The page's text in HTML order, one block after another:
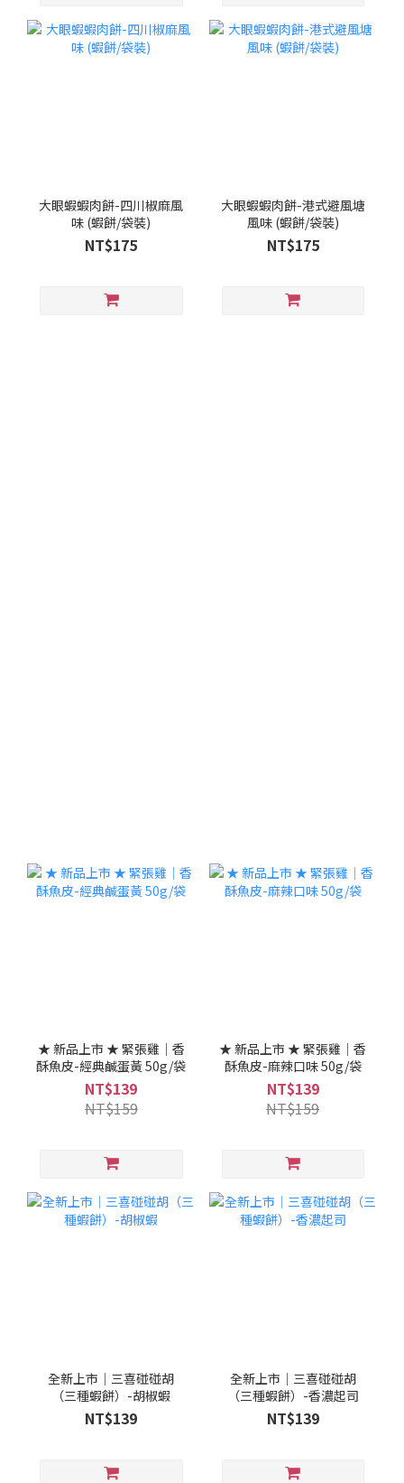
大眼蝦蝦肉餅-四川椒麻風
味 (蝦餅/袋裝)
NT$175
大眼蝦蝦肉餅-港式避風塘
風味 (蝦餅/袋裝)
NT$175
★ 新品上市 ★ 緊張雞｜香
酥魚皮-經典鹹蛋黃 50g/袋
NT$139
NT$159
★ 新品上市 ★ 緊張雞｜香
酥魚皮-麻辣口味 50g/袋
NT$139
NT$159
全新上市｜三喜碰碰胡
（三種蝦餅）-胡椒蝦
NT$139
全新上市｜三喜碰碰胡
（三種蝦餅）-香濃起司
NT$139